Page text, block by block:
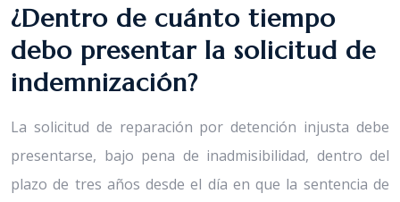
¿Dentro de cuánto tiempo
debo presentar la solicitud de
indemnización?
La solicitud de reparación por detención injusta debe
presentarse, bajo pena de inadmisibilidad, dentro del
plazo de tres años desde el día en que la sentencia de